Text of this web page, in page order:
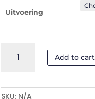
Uitvoering
Intercity
rijtuig
Add to cart
SKU: N/A